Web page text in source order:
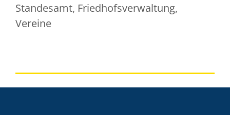
Standesamt, Friedhofsverwaltung,
Vereine